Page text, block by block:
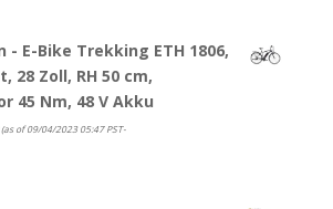
- E-Bike Trekking ETH 1806,
Zoll, RH 50 cm,
45 Nm, 48 V Akku
of 09/04/2023 05:47 PST-